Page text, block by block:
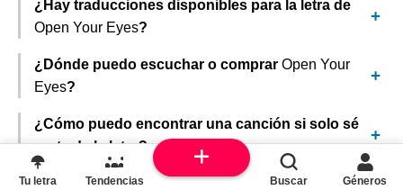
¿Hay traducciones disponibles para la letra de
Open Your Eyes?
¿Dónde puedo escuchar o comprar Open Your
Eyes?
¿Cómo puedo encontrar una canción si solo sé
parte de la letra?
Tu letra Tendencias Buscar Géneros